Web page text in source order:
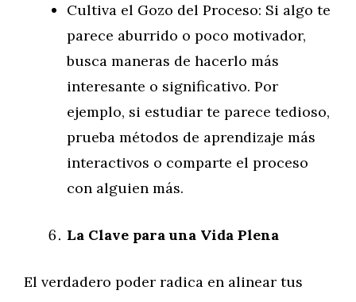
Cultiva el Gozo del Proceso: Si algo te
parece aburrido o poco motivador,
busca maneras de hacerlo más
interesante o significativo. Por
ejemplo, si estudiar te parece tedioso,
prueba métodos de aprendizaje más
interactivos o comparte el proceso
con alguien más.
La Clave para una Vida Plena
El verdadero poder radica en alinear tus